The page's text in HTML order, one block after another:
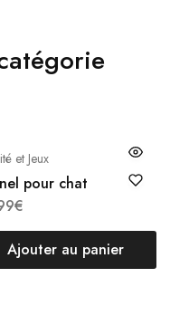
et Jeux
pour chat
€
Ajouter au panier